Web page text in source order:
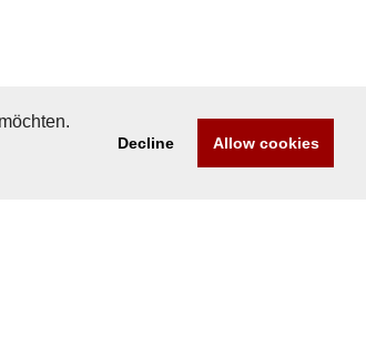
Decline Allow cookies